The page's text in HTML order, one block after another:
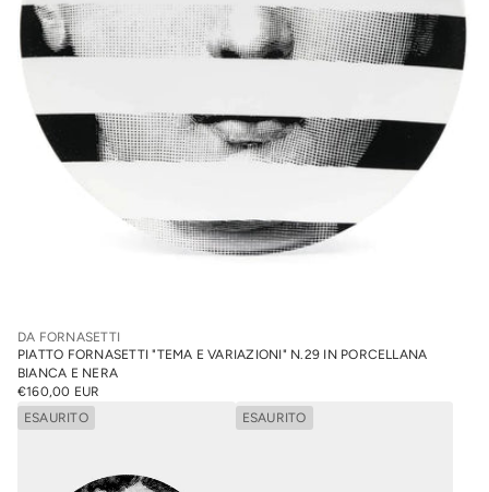
DA FORNASETTI
PIATTO FORNASETTI "TEMA E VARIAZIONI" N.29 IN PORCELLANA
BIANCA E NERA
PREZZO
NORMALE
€160,00 EUR
ESAURITO
ESAURITO